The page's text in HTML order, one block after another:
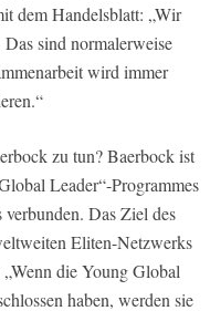
dem Handelsblatt: „Wir
sind normalerweise
wird immer
zu tun? Baerbock ist
Leader“-Programmes
Das Ziel des
Eliten-Netzwerks
die Young Global
haben, werden sie